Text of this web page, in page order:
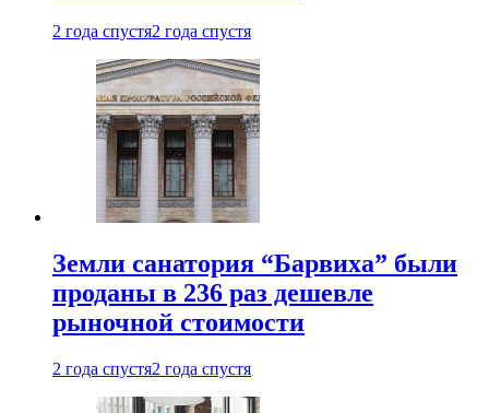
2 года спустя2 года спустя
Земли санатория “Барвиха” были
проданы в 236 раз дешевле
рыночной стоимости
2 года спустя2 года спустя